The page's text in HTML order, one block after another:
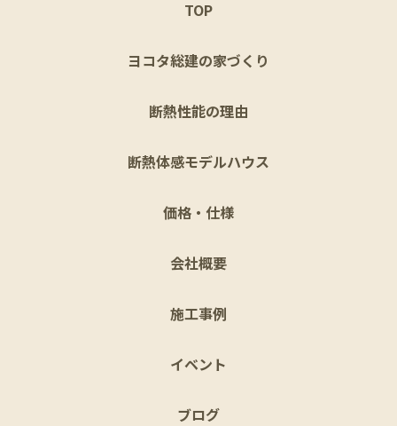
TOP
ヨコタ総建の家づくり
断熱性能の理由
断熱体感モデルハウス
価格・仕様
会社概要
施工事例
イベント
ブログ